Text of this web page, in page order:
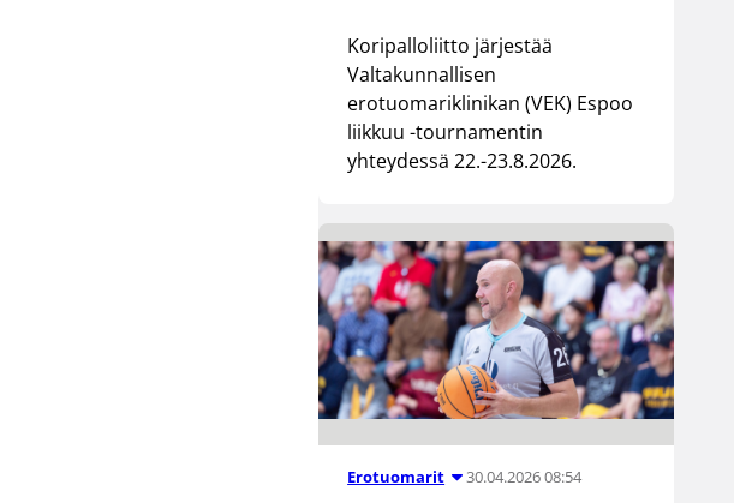
Koripalloliitto järjestää
Valtakunnallisen
erotuomariklinikan (VEK) Espoo
liikkuu -tournamentin
yhteydessä 22.-23.8.2026.
Erotuomarit 30.04.2026 08:54